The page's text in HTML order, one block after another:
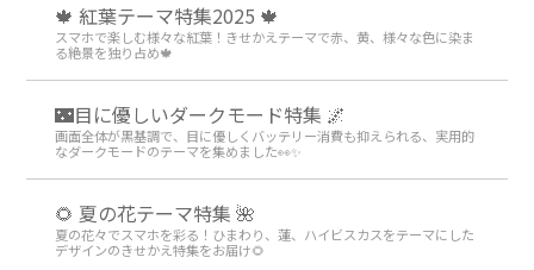
🍁 紅葉テーマ特集2025 🍁
スマホで楽しむ様々な紅葉！きせかえテーマで赤、黄、様々な色に染ま
る絶景を独り占め🍁
🌃目に優しいダークモード特集 🌌
画面全体が黒基調で、目に優しくバッテリー消費も抑えられる、実用的
なダークモードのテーマを集めました👀✨
🌻 夏の花テーマ特集 🌺
夏の花々でスマホを彩る！ひまわり、蓮、ハイビスカスをテーマにした
デザインのきせかえ特集をお届け🌻